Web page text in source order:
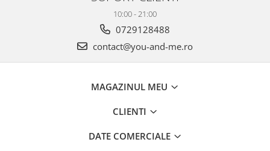
10:00 - 21:00
0729128488
contact@you-and-me.ro
MAGAZINUL MEU
CLIENTI
DATE COMERCIALE